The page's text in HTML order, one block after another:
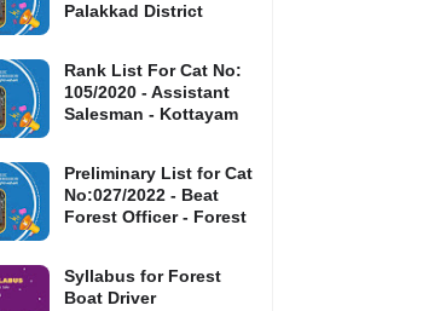
Palakkad District
Rank List For Cat No:
105/2020 - Assistant
Salesman - Kottayam
Preliminary List for Cat
No:027/2022 - Beat
Forest Officer - Forest
Syllabus for Forest
Boat Driver